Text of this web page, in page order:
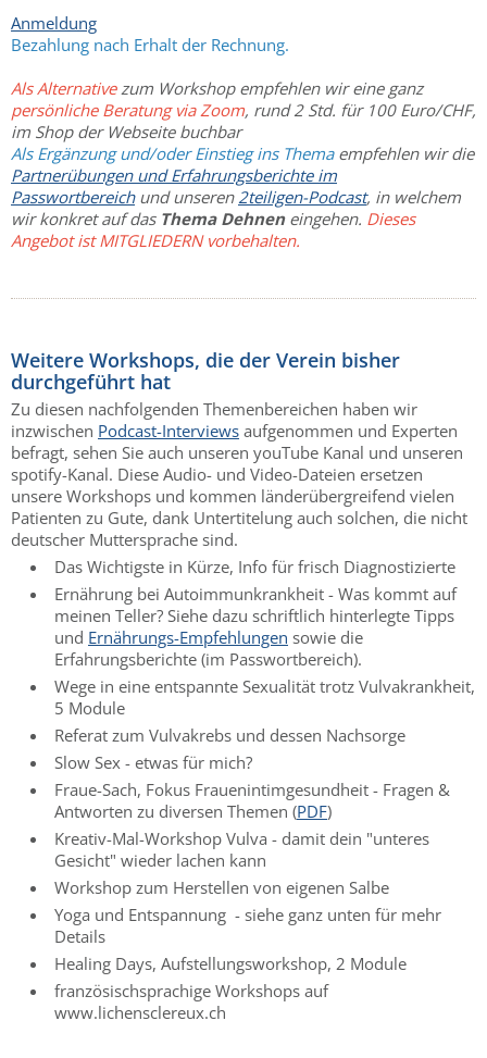
Anmeldung
Bezahlung nach Erhalt der Rechnung.
Als Alternativezum Workshop empfehlen wir eine ganz
persönliche Beratung via Zoom, rund 2 Std. für 100 Euro/CHF,
im Shop der Webseite buchbar
Als Ergänzung und/oder Einstieg ins Themaempfehlen wir die
Partnerübungen und Erfahrungsberichte im
Passwortbereichund unseren2teiligen-Podcast, in welchem
wir konkret auf das Thema Dehneneingehen. Dieses
Angebot ist MITGLIEDERN vorbehalten.
Weitere Workshops, die der Verein bisher
durchgeführt hat
Zu diesen nachfolgenden Themenbereichen haben wir
inzwischen Podcast-Interviews aufgenommen und Experten
befragt, sehen Sie auch unseren youTube Kanal und unseren
spotify-Kanal. Diese Audio- und Video-Dateien ersetzen
unsere Workshops und kommen länderübergreifend vielen
Patienten zu Gute, dank Untertitelung auch solchen, die nicht
deutscher Muttersprache sind.
Das Wichtigste in Kürze, Info für frisch Diagnostizierte
Ernährung bei Autoimmunkrankheit - Was kommt auf
meinen Teller? Siehe dazu schriftlich hinterlegte Tipps
und Ernährungs-Empfehlungen sowie die
Erfahrungsberichte (im Passwortbereich).
Wege in eine entspannte Sexualität trotz Vulvakrankheit,
5 Module
Referat zum Vulvakrebs und dessen Nachsorge
Slow Sex - etwas für mich?
Fraue-Sach, Fokus Frauenintimgesundheit - Fragen &
Antworten zu diversen Themen (PDF)
Kreativ-Mal-Workshop Vulva - damit dein "unteres
Gesicht" wieder lachen kann
Workshop zum Herstellen von eigenen Salbe
Yoga und Entspannung - siehe ganz unten für mehr
Details
Healing Days, Aufstellungsworkshop, 2 Module
französischsprachige Workshops auf
www.lichensclereux.ch